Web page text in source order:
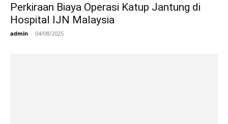
Perkiraan Biaya Operasi Katup Jantung di
Hospital IJN Malaysia
admin - 04/08/2025